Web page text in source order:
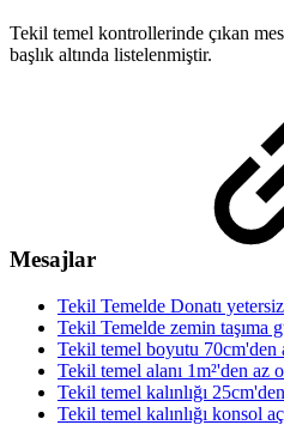
Tekil temel kontrollerinde çıkan
başlık altında listelenmiştir.
Mesajlar
Tekil Temelde Donatı yetersiz
Tekil Temelde zemin taşıma
Tekil temel boyutu 70cm'den
Tekil temel alanı 1m²'den az
Tekil temel kalınlığı
Tekil temel kalınlığı konsol